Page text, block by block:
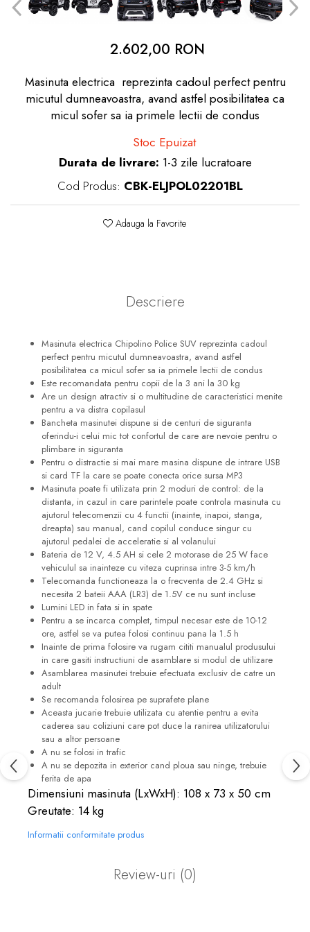
dopuri de urechi
2.602,00 RON
Masinuta electrica reprezinta cadoul perfect pentru
micutul dumneavoastra, avand astfel posibilitatea ca
micul sofer sa ia primele lectii de condus
Stoc Epuizat
Durata de livrare: 1-3 zile lucratoare
Cod Produs: CBK-ELJPOL02201BL
Adauga la Favorite
Descriere
Masinuta electrica Chipolino Police SUV reprezinta cadoul
perfect pentru micutul dumneavoastra, avand astfel
posibilitatea ca micul sofer sa ia primele lectii de condus
Este recomandata pentru copii de la 3 ani la 30 kg
Are un design atractiv si o multitudine de caracteristici menite
pentru a va distra copilasul
Bancheta masinutei dispune si de centuri de siguranta
oferindu-i celui mic tot confortul de care are nevoie pentru o
plimbare in siguranta
Pentru o distractie si mai mare masina dispune de intrare USB
si card TF la care se poate conecta orice sursa MP3
Masinuta poate fi utilizata prin 2 moduri de control: de la
distanta, in cazul in care parintele poate controla masinuta cu
ajutorul telecomenzii cu 4 functii (inainte, inapoi, stanga,
dreapta) sau manual, cand copilul conduce singur cu
ajutorul pedalei de acceleratie si al volanului
Bateria de 12 V, 4.5 AH si cele 2 motorase de 25 W face
vehiculul sa inainteze cu viteza cuprinsa intre 3-5 km/h
Telecomanda functioneaza la o frecventa de 2.4 GHz si
necesita 2 bateii AAA (LR3) de 1.5V ce nu sunt incluse
Lumini LED in fata si in spate
Pentru a se incarca complet, timpul necesar este de 10-12
ore, astfel se va putea folosi continuu pana la 1.5 h
Inainte de prima folosire va rugam cititi manualul produsului
in care gasiti instructiuni de asamblare si modul de utilizare
Asamblarea masinutei trebuie efectuata exclusiv de catre un
adult
Se recomanda folosirea pe suprafete plane
Aceasta jucarie trebuie utilizata cu atentie pentru a evita
caderea sau coliziuni care pot duce la ranirea utilizatorului
sau a altor persoane
A nu se folosi in trafic
A nu se depozita in exterior cand ploua sau ninge, trebuie
ferita de apa
Dimensiuni masinuta (LxWxH): 108 x 73 x 50 cm
Greutate: 14 kg
Informatii conformitate produs
Review-uri (0)